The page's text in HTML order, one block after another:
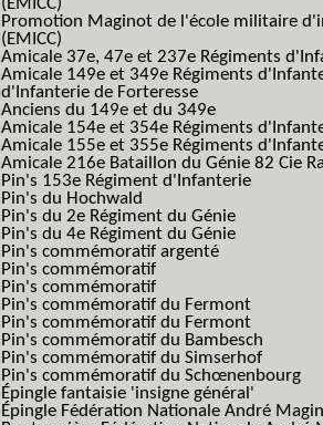
(EMICC)
Promotion Maginot de l'école militaire
(EMICC)
Amicale 37e, 47e et 237e Régiments
Amicale 149e et 349e Régiments
d'Infanterie de Forteresse
Anciens du 149e et du 349e
Amicale 154e et 354e Régiments
Amicale 155e et 355e Régiments
Amicale 216e Bataillon du Génie 82 Cie
Pin's 153e Régiment d'Infanterie
Pin's du Hochwald
Pin's du 2e Régiment du Génie
Pin's du 4e Régiment du Génie
Pin's commémoratif argenté
Pin's commémoratif
Pin's commémoratif
Pin's commémoratif du Fermont
Pin's commémoratif du Fermont
Pin's commémoratif du Bambesch
Pin's commémoratif du Simserhof
Pin's commémoratif du Schœnenbourg
Épingle fantaisie 'insigne général'
Épingle Fédération Nationale André